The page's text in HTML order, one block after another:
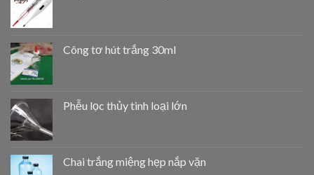
Công tơ hút trắng 30ml
Phễu lọc thủy tinh loại lớn
Chai trắng miệng hẹp nắp vặn